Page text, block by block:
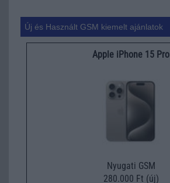
Új és Használt GSM kiemelt ajánlatok
Apple iPhone 15 Pro
Nyugati GSM
280.000 Ft (új)